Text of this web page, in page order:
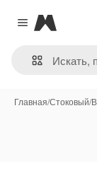
Close menu
Magnific
Главная/Стоковый/